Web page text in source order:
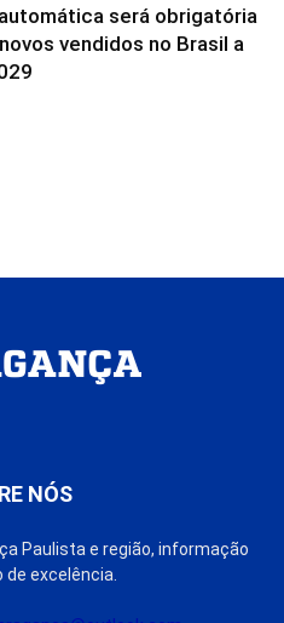
será obrigatória
vendidos no Brasil a
NÓS
Paulista e região, informação
excelência.